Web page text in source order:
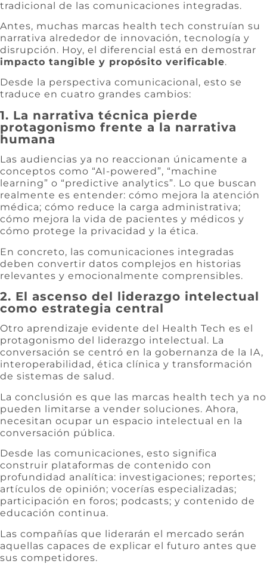
tradicional de las comunicaciones integradas.
Antes, muchas marcas health tech construían su
narrativa alrededor de innovación, tecnología y
disrupción. Hoy, el diferencial está en demostrar
impacto tangible y propósito verificable.
Desde la perspectiva comunicacional, esto se
traduce en cuatro grandes cambios:
1. La narrativa técnica pierde
protagonismo frente a la narrativa
humana
Las audiencias ya no reaccionan únicamente a
conceptos como “AI-powered”, “machine
learning” o “predictive analytics”. Lo que buscan
realmente es entender: cómo mejora la atención
médica; cómo reduce la carga administrativa;
cómo mejora la vida de pacientes y médicos y
cómo protege la privacidad y la ética.
En concreto, las comunicaciones integradas
deben convertir datos complejos en historias
relevantes y emocionalmente comprensibles.
2. El ascenso del liderazgo intelectual
como estrategia central
Otro aprendizaje evidente del Health Tech es el
protagonismo del liderazgo intelectual. La
conversación se centró en la gobernanza de la IA,
interoperabilidad, ética clínica y transformación
de sistemas de salud.
La conclusión es que las marcas health tech ya no
pueden limitarse a vender soluciones. Ahora,
necesitan ocupar un espacio intelectual en la
conversación pública.
Desde las comunicaciones, esto significa
construir plataformas de contenido con
profundidad analítica: investigaciones; reportes;
artículos de opinión; vocerías especializadas;
participación en foros; podcasts; y contenido de
educación continua.
Las compañías que liderarán el mercado serán
aquellas capaces de explicar el futuro antes que
sus competidores.